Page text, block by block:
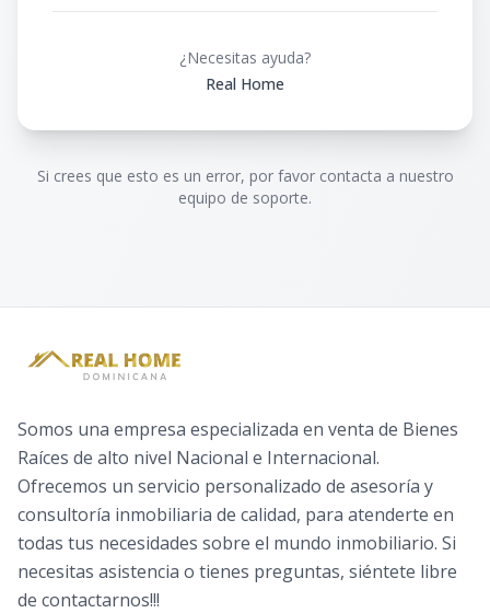
¿Necesitas ayuda?
Real Home
Si crees que esto es un error, por favor contacta a nuestro
equipo de soporte.
Somos una empresa especializada en venta de Bienes
Raíces de alto nivel Nacional e Internacional.
Ofrecemos un servicio personalizado de asesoría y
consultoría inmobiliaria de calidad, para atenderte en
todas tus necesidades sobre el mundo inmobiliario. Si
necesitas asistencia o tienes preguntas, siéntete libre
de contactarnos!!!